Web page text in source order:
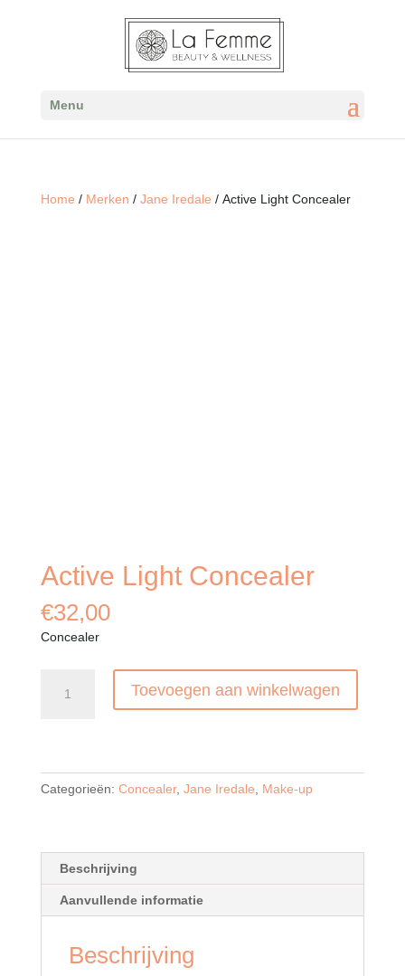
Menu
Home / Merken / Jane Iredale / Active Light Concealer
Active Light Concealer
€32,00
Concealer
Light
Toevoegen aan winkelwagen
Categorieën: Concealer, Jane Iredale, Make-up
Beschrijving
Aanvullende informatie
Beschrijving